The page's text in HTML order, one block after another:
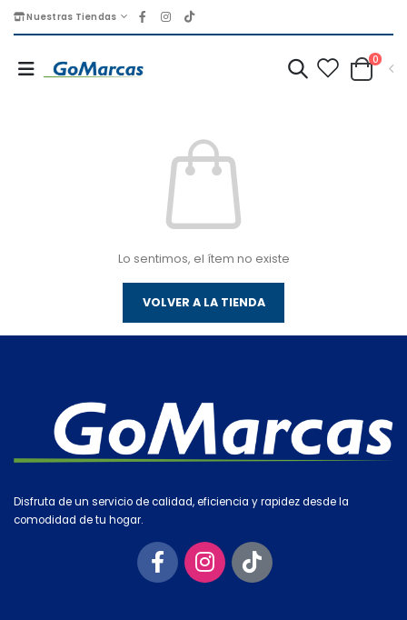
Nuestras Tiendas
0
Lo sentimos, el ítem no existe
VOLVER A LA TIENDA
Disfruta de un servicio de calidad, eficiencia y rapidez desde la
comodidad de tu hogar.